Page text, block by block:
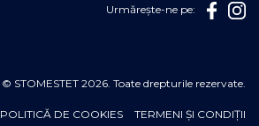
Urmărește-ne pe:
© STOMESTET 2026. Toate drepturile rezervate.
POLITICĂ DE COOKIES TERMENI ȘI CONDIȚII